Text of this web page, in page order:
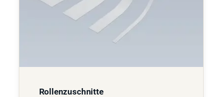
Rollenzuschnitte